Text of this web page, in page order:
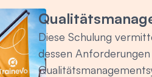
Diese Schulung
dessen